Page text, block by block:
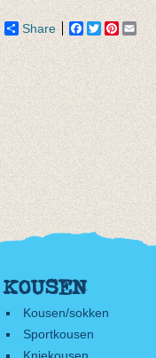
Share Facebook
Twitter
KOUSEN
Kousen/sokken
Sportkousen